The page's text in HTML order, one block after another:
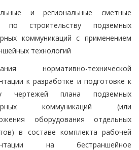
и региональные сметные
по строительству подземных
коммуникаций с применением
технологий
нормативно-технической
к разработке и подготовке к
чертежей плана подземных
коммуникаций (или
оборудования отдельных
в составе комплекта рабочей
на бестраншейное